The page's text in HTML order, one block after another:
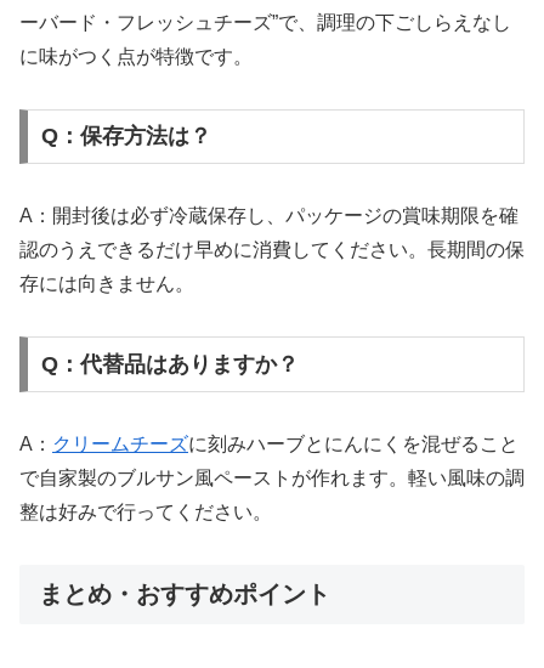
ーバード・フレッシュチーズ”で、調理の下ごしらえなし
に味がつく点が特徴です。
Q：保存方法は？
A：開封後は必ず冷蔵保存し、パッケージの賞味期限を確
認のうえできるだけ早めに消費してください。長期間の保
存には向きません。
Q：代替品はありますか？
A： クリームチーズに刻みハーブとにんにくを混ぜること
で自家製のブルサン風ペーストが作れます。軽い風味の調
整は好みで行ってください。
まとめ・おすすめポイント